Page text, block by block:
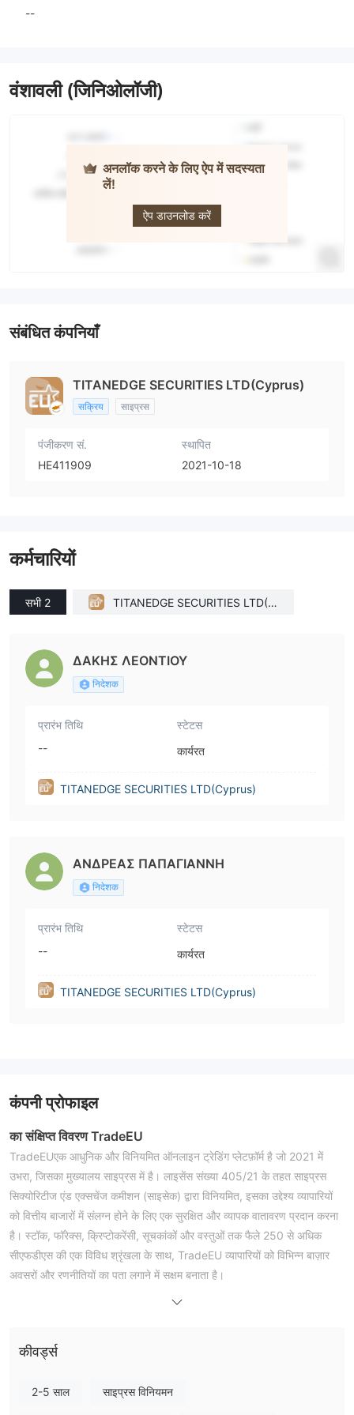
--
वंशावली (जिनिओलॉजी)
अनलॉक करने के लिए ऐप में सदस्यता
लें!
ऐप डाउनलोड करें
संबंधित कंपनियाँ
TITANEDGE SECURITIES LTD(Cyprus)
सक्रिय साइप्रस
पंजीकरण सं.
HE411909
स्थापित
2021-10-18
कर्मचारियों
सभी 2
TITANEDGE SECURITIES LTD(C
ΔΑΚΗΣ ΛΕΟΝΤΙΟΥ
निदेशक
प्रारंभ तिथि
--
स्टेटस
कार्यरत
TITANEDGE SECURITIES LTD(Cyprus)
ΑΝΔΡΕΑΣ ΠΑΠΑΓΙΑΝΝΗ
निदेशक
प्रारंभ तिथि
--
स्टेटस
कार्यरत
TITANEDGE SECURITIES LTD(Cyprus)
कंपनी प्रोफाइल
का संक्षिप्त विवरण TradeEU
TradeEUएक आधुनिक और विनियमित ऑनलाइन ट्रेडिंग प्लेटफ़ॉर्म है जो 2021 में
उभरा, जिसका मुख्यालय साइप्रस में है। लाइसेंस संख्या 405/21 के तहत साइप्रस
सिक्योरिटीज एंड एक्सचेंज कमीशन (साइसेक) द्वारा विनियमित, इसका उद्देश्य व्यापारियों
को वित्तीय बाजारों में संलग्न होने के लिए एक सुरक्षित और व्यापक वातावरण प्रदान करना
है। स्टॉक, फॉरेक्स, क्रिप्टोकरेंसी, सूचकांकों और वस्तुओं तक फैले 250 से अधिक
सीएफडीएस की एक विविध श्रृंखला के साथ, TradeEU व्यापारियों को विभिन्न बाज़ार
अवसरों और रणनीतियों का पता लगाने में सक्षम बनाता है।
स्थिति को नियंत्रित करने की क्षमता बढ़ जाती है। शक्तिशाली मेटाट्रेडर 5 (एमटी5)
विश्लेषण, तकनीकी संकेतक और स्वचालित ट्रेडिंग के लिए उन्नत टूल और सुविधाओं तक
कीवर्ड्स
2-5 साल साइप्रस विनियमन